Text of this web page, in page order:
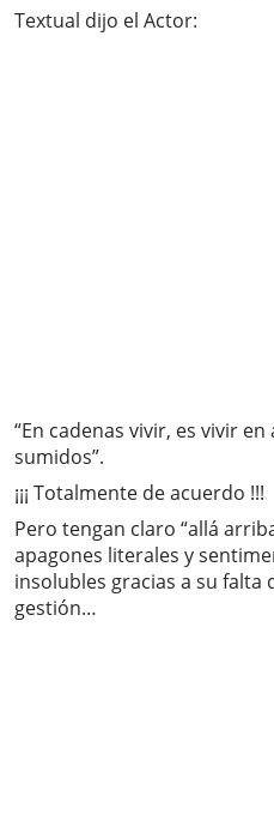
Textual dijo el Actor:
“En cadenas vivir, es vivir
sumidos”.
¡¡¡ Totalmente de acuerdo !!!
Pero tengan claro “allá
apagones literales y
insolubles gracias a su falta
gestión…